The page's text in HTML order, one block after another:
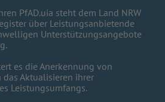
PfAD.uia steht dem Land NRW
über Leistungsanbietende
Unterstützungsangebote
es die Anerkennung von
Aktualisieren ihrer
Leistungsumfangs.